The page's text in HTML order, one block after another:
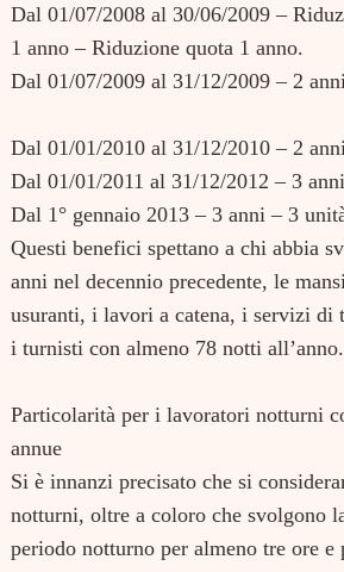
Dal 01/07/2008 al 30/06/2009 –
1 anno – Riduzione quota 1 anno.
Dal 01/07/2009 al 31/12/2009 – 2
Dal 01/01/2010 al 31/12/2010 – 2
Dal 01/01/2011 al 31/12/2012 – 3
Dal 1° gennaio 2013 – 3 anni – 3
Questi benefici spettano a chi abbia
anni nel decennio precedente, le
usuranti, i lavori a catena, i servizi di
i turnisti con almeno 78 notti all’anno.
Particolarità per i lavoratori notturni
annue
Si è innanzi precisato che si
notturni, oltre a coloro che svolgono
periodo notturno per almeno tre ore e